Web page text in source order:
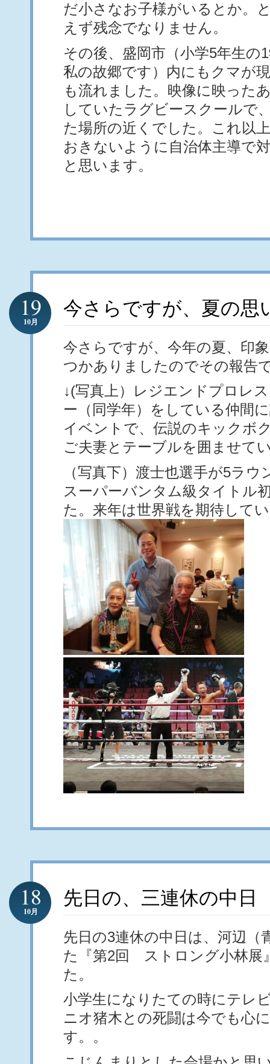
だ小さなお子様がいるとか。
えず残念でなりません。
その後、盛岡市（小学5年生の
私の故郷です）内にもクマが
も流れました。映像に映った
していたラグビースクールで
た場所の近くでした。これ以
おきないように自治体主導で
と思います。
今さらですが、夏の思
19
10月
今さらですが、今年の夏、印
つかありましたのでその報告
↓(写真上）レジエンドプロレ
ー（同学年）をしている仲間
イベントで、伝説のキックボ
ご夫妻とテーブルを囲ませて
（写真下）渡士也選手が5ラ
スーパーバンタム級タイトル
た。来年は世界戦を期待して
先日の、三連休の中日
18
10月
先日の3連休の中日は、河辺（
た『第2回 ストロング小林展
た。
小学生になりたての時にテレ
ニオ猪木との死闘は今でも心
す。。